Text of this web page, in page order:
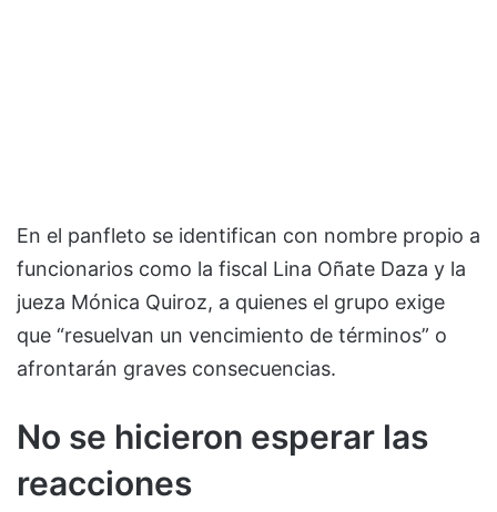
En el panfleto se identifican con nombre propio a
funcionarios como la fiscal Lina Oñate Daza y la
jueza Mónica Quiroz, a quienes el grupo exige
que “resuelvan un vencimiento de términos” o
afrontarán graves consecuencias.
No se hicieron esperar las
reacciones